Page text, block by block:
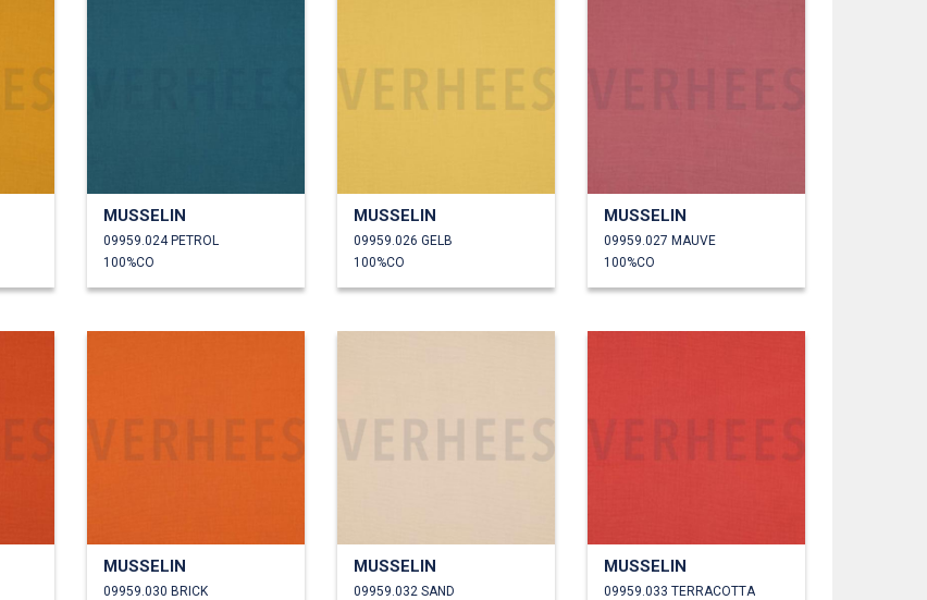
MUSSELIN
09959.024 PETROL
100%CO
MUSSELIN
09959.026 GELB
100%CO
MUSSELIN
09959.027 MAUVE
100%CO
MUSSELIN
09959.030 BRICK
MUSSELIN
09959.032 SAND
MUSSELIN
09959.033 TERRACOTTA